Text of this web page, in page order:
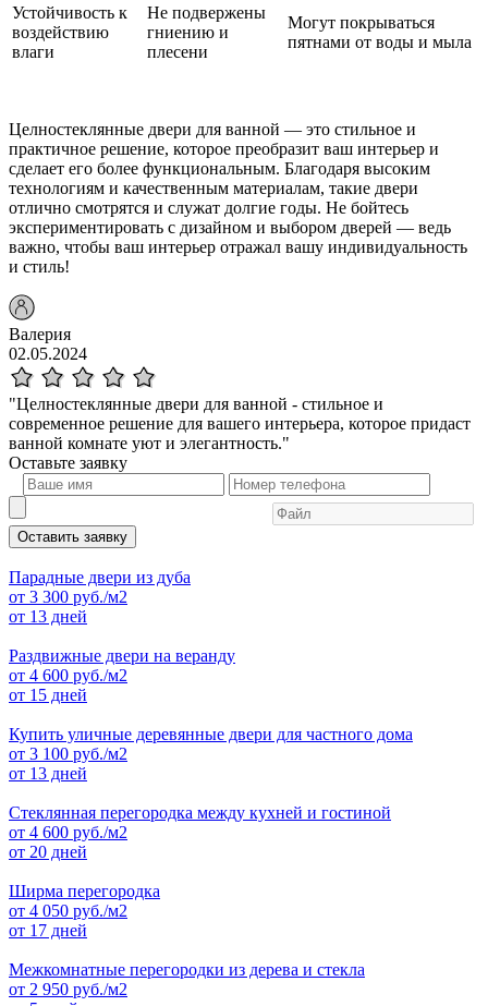
Устойчивость к
воздействию
влаги
Не подвержены
гниению и
плесени
Могут покрываться
пятнами от воды и мыла
Целностеклянные двери для ванной — это стильное и
практичное решение, которое преобразит ваш интерьер и
сделает его более функциональным. Благодаря высоким
технологиям и качественным материалам, такие двери
отлично смотрятся и служат долгие годы. Не бойтесь
экспериментировать с дизайном и выбором дверей — ведь
важно, чтобы ваш интерьер отражал вашу индивидуальность
и стиль!
Валерия
02.05.2024
"Целностеклянные двери для ванной - стильное и
современное решение для вашего интерьера, которое придаст
ванной комнате уют и элегантность."
Оставьте заявку
Оставить заявку
Парадные двери из дуба
от 3 300 руб./м2
от 13 дней
Раздвижные двери на веранду
от 4 600 руб./м2
от 15 дней
Купить уличные деревянные двери для частного дома
от 3 100 руб./м2
от 13 дней
Стеклянная перегородка между кухней и гостиной
от 4 600 руб./м2
от 20 дней
Ширма перегородка
от 4 050 руб./м2
от 17 дней
Межкомнатные перегородки из дерева и стекла
от 2 950 руб./м2